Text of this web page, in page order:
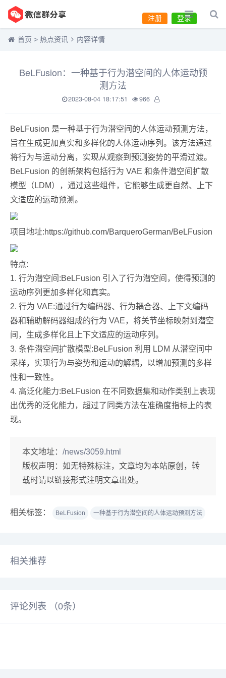
登录
注册
首页 > 热点资讯 内容详情
BeLFusion：一种基于行为潜空间的人体运动预
测方法
2023-08-04 18:17:51 966
BeLFusion 是一种基于行为潜空间的人体运动预测方法，
旨在生成更加真实和多样化的人体运动序列。该方法通过
将行为与运动分离，实现从观察到预测姿势的平滑过渡。
BeLFusion 的创新架构包括行为 VAE 和条件潜空间扩散
模型（LDM），通过这些组件，它能够生成更自然、上下
文适应的运动预测。
项目地址:https://github.com/BarqueroGerman/BeLFusion
特点:
1. 行为潜空间:BeLFusion 引入了行为潜空间，使得预测的
运动序列更加多样化和真实。
2. 行为 VAE:通过行为编码器、行为耦合器、上下文编码
器和辅助解码器组成的行为 VAE，将关节坐标映射到潜空
间，生成多样化且上下文适应的运动序列。
3. 条件潜空间扩散模型:BeLFusion 利用 LDM 从潜空间中
采样，实现行为与姿势和运动的解耦，以增加预测的多样
性和一致性。
4. 高泛化能力:BeLFusion 在不同数据集和动作类别上表现
出优秀的泛化能力，超过了同类方法在准确度指标上的表
现。
本文地址： /news/3059.html
版权声明： 如无特殊标注，文章均为本站原创，转
载时请以链接形式注明文章出处。
相关标签： BeLFusion 一种基于行为潜空间的人体运动预测方法
相关推荐
评论列表 （0条）